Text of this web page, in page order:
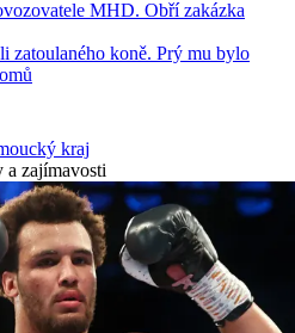
MHD. Obří zakázka
zatoulaného koně. Prý mu bylo
kraj
a zajímavosti